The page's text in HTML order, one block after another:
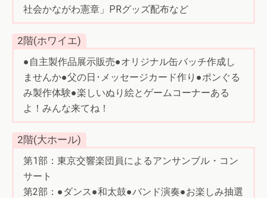
社会かながわ憲章」PRグッズ配布など
2階(ホワイエ)
●自主製作品展示販売●オリジナル缶バッチ作成し
ませんか●父の日･メッセージカード作り●ポンぐる
み製作体験●楽しいぬり絵とゲームコーナーある
よ！みんな来てね！
2階(大ホール)
第1部：東京交響楽団員によるアンサンブル・コン
サート
第2部：●ダンス●和太鼓●バンド演奏●お楽しみ抽選